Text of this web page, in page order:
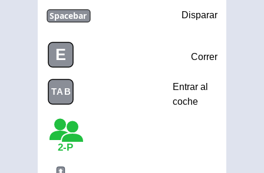
Spacebar Disparar
E Correr
TAB
Entrar al
coche
2-P